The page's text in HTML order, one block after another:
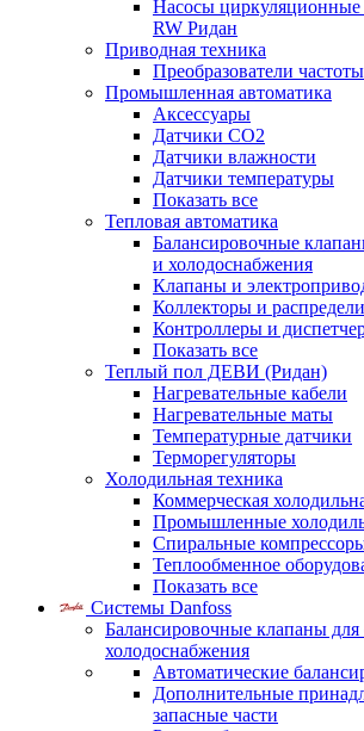
Насосы
RW Ридан
Приводная техника
Преобразователи
Промышленная автоматика
Аксессуары
Датчики CO2
Датчики влажности
Датчики температуры
Показать все
Тепловая автоматика
Балансировочные
и холодоснабжения
Клапаны и
Коллекторы и
Контроллеры и
Показать все
Теплый пол ДЕВИ (Ридан)
Нагревательные кабели
Нагревательные маты
Температурные датчики
Терморегуляторы
Холодильная техника
Коммерческая
Промышленные
Спиральные
Теплообменное
Показать все
Системы Danfoss
Балансировочные клапаны для
холодоснабжения
Автоматические
Дополнительные
запасные части